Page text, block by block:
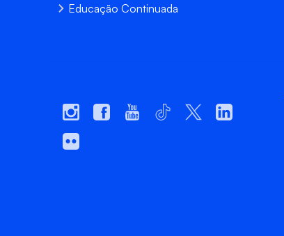
Educação Continuada